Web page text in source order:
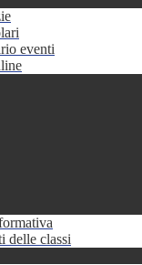
eventi
delle classi